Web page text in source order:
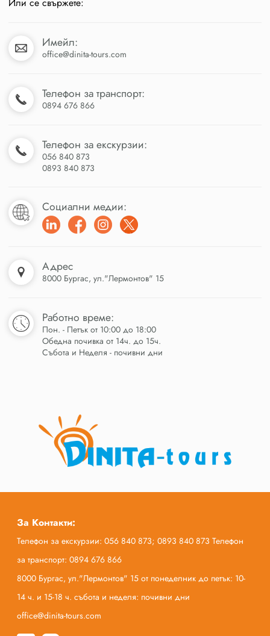
Или се свържете:
Имейл:
office@dinita-tours.com
Телефон за транспорт:
0894 676 866
Телефон за екскурзии:
056 840 873
0893 840 873
Социални медии:
Адрес
8000 Бургас, ул."Лермонтов" 15
Работно време:
Пон. - Петък от 10:00 до 18:00
Обедна почивка от 14ч. до 15ч.
Събота и Неделя - почивни дни
За Контакти:
Телефон за екскурзии: 056 840 873; 0893 840 873 Телефон
за транспорт: 0894 676 866
8000 Бургас, ул."Лермонтов" 15 от понеделник до петък: 10-
14 ч. и 15-18 ч. събота и неделя: почивни дни
office@dinita-tours.com